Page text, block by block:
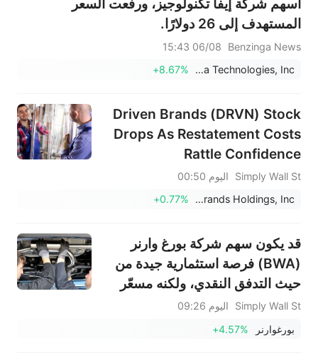
أسهم شركة إيفا تكنولوجيز، ورفعت السعر
المستهدف إلى 26 دولارًا.
Benzinga News
06/08 15:43
Aeva Technologies, Inc.
+8.67%
Driven Brands (DRVN) Stock
Drops As Restatement Costs
Rattle Confidence
Simply Wall St
اليوم 00:50
Driven Brands Holdings, Inc.
+0.77%
قد يكون سهم شركة بورغ وارنر
(BWA) فرصة استثمارية جيدة من
حيث التدفق النقدي، ولكنه مسعّر
بالكامل بناءً على الأرباح.
Simply Wall St
اليوم 09:26
بورغوارنر
+4.57%